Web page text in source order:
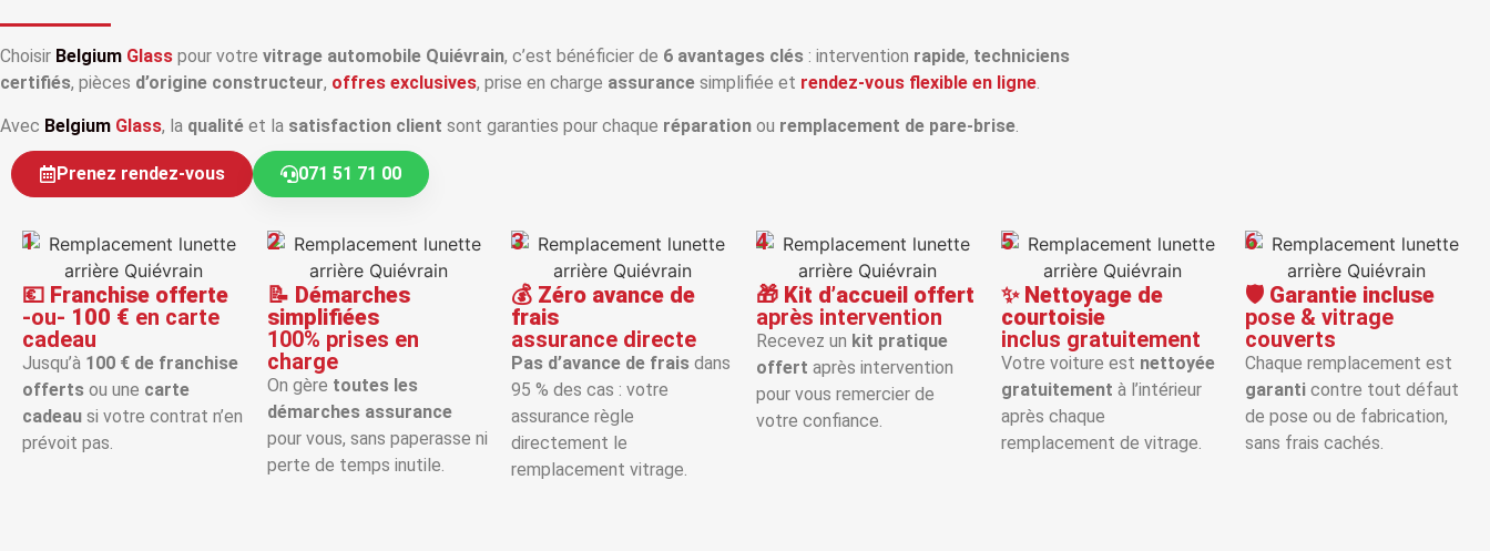
Choisir Belgium Glass pour votre vitrage automobile Quiévrain, c’est bénéficier de 6 avantages clés : intervention rapide, techniciens
certifiés, pièces d’origine constructeur, offres exclusives, prise en charge assurance simplifiée et rendez‑vous flexible en ligne
Avec Belgium Glass, la qualité et la satisfaction client sont garanties pour chaque réparation ou remplacement de pare‑brise
Prenez rendez-vous 071 51 71 00
1
💶 Franchise offerte
-ou- 100 € en carte
cadeau
Jusqu’à 100 € de franchise
offerts ou une carte
cadeau si votre contrat n’en
prévoit pas.
2
📝 Démarches
simplifiées
100% prises en
charge
On gère toutes les
démarches assurance
pour vous, sans paperasse ni
perte de temps inutile.
3
💰 Zéro avance de
frais
assurance directe
Pas d’avance de frais dans
95 % des cas : votre
assurance règle
directement le
remplacement vitrage.
4
🎁 Kit d’accueil offert
après intervention
Recevez un kit pratique
offert après intervention
pour vous remercier de
votre confiance.
5
✨ Nettoyage de
courtoisie
inclus gratuitement
Votre voiture est nettoyée
gratuitement à l’intérieur
après chaque
remplacement de vitrage.
6
🛡️ Garantie incluse
pose & vitrage
couverts
Chaque remplacement est
garanti contre tout défaut
de pose ou de fabrication,
sans frais cachés.